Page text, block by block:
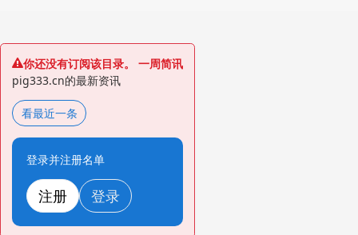
你还没有订阅该目录。 一周简讯
pig333.cn的最新资讯
看最近一条
登录并注册名单
注册 登录